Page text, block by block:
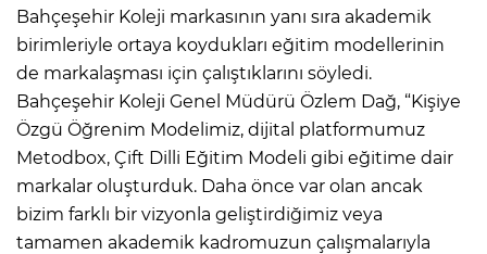
Bahçeşehir Koleji markasının yanı sıra akademik
birimleriyle ortaya koydukları eğitim modellerinin
de markalaşması için çalıştıklarını söyledi.
Bahçeşehir Koleji Genel Müdürü Özlem Dağ, “Kişiye
Özgü Öğrenim Modelimiz, dijital platformumuz
Metodbox, Çift Dilli Eğitim Modeli gibi eğitime dair
markalar oluşturduk. Daha önce var olan ancak
bizim farklı bir vizyonla geliştirdiğimiz veya
tamamen akademik kadromuzun çalışmalarıyla